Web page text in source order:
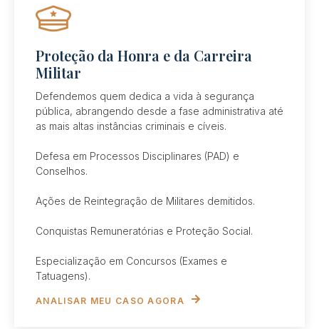
Proteção da Honra e da Carreira
Militar
Defendemos quem dedica a vida à segurança
pública, abrangendo desde a fase administrativa até
as mais altas instâncias criminais e cíveis.
Defesa em Processos Disciplinares (PAD) e
Conselhos.
Ações de Reintegração de Militares demitidos.
Conquistas Remuneratórias e Proteção Social.
Especialização em Concursos (Exames e
Tatuagens).
ANALISAR MEU CASO AGORA